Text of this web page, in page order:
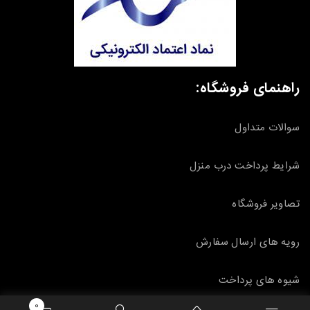
راهنمای فروشگاه:
سوالات متداول
شرایط پرداخت درب منزل
تصاویر فروشگاه
رویه های ارسال سفارش
شیوه های پرداخت
0